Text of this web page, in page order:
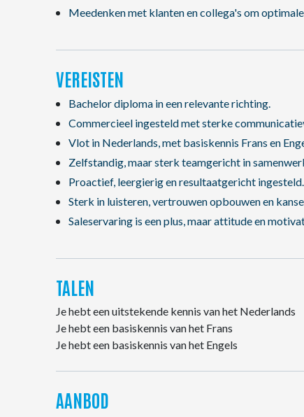
Meedenken met klanten en collega's om
VEREISTEN
Bachelor diploma in een relevante richting.
Commercieel ingesteld met sterke
Vlot in Nederlands, met basiskennis Frans en
Zelfstandig, maar sterk teamgericht in
Proactief, leergierig en resultaatgericht ingesteld.
Sterk in luisteren, vertrouwen opbouwen en
Saleservaring is een plus, maar attitude en
TALEN
Je hebt een uitstekende kennis van het Nederlands
Je hebt een basiskennis van het Frans
Je hebt een basiskennis van het Engels
AANBOD